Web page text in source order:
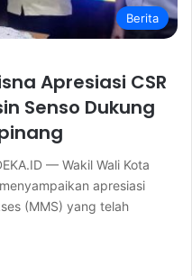
Berita
Apresiasi CSR
Senso Dukung
— Wakil Wali Kota
apresiasi
(MMS) yang telah